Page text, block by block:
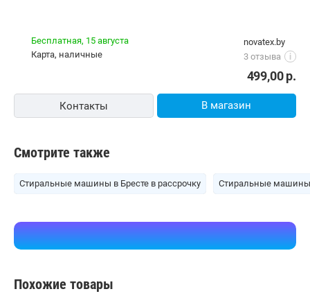
novatex.by
3 отзыва
i
Бесплатная, 15 августа
карта, наличные
499,00р.
Контакты В магазин
Смотрите также
Стиральные машины в Бресте в рассрочку Стиральные машины
Похожие товары